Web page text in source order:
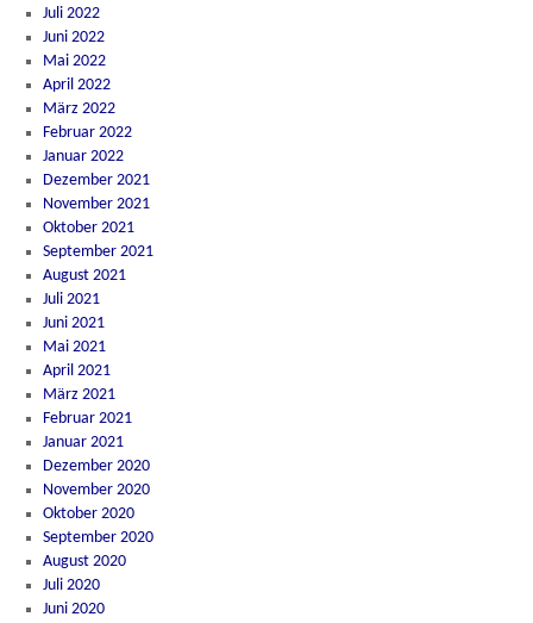
Juli 2022
Juni 2022
Mai 2022
April 2022
März 2022
Februar 2022
Januar 2022
Dezember 2021
November 2021
Oktober 2021
September 2021
August 2021
Juli 2021
Juni 2021
Mai 2021
April 2021
März 2021
Februar 2021
Januar 2021
Dezember 2020
November 2020
Oktober 2020
September 2020
August 2020
Juli 2020
Juni 2020